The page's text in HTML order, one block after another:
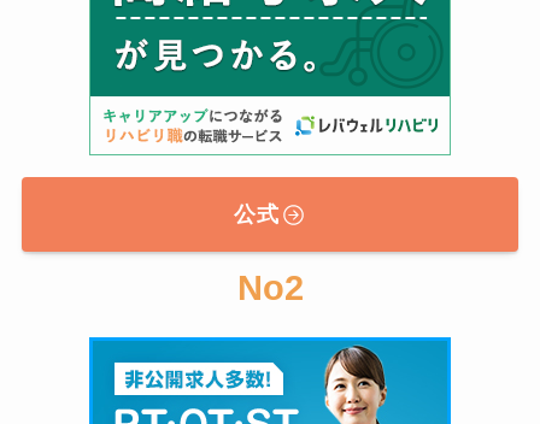
公式
No2